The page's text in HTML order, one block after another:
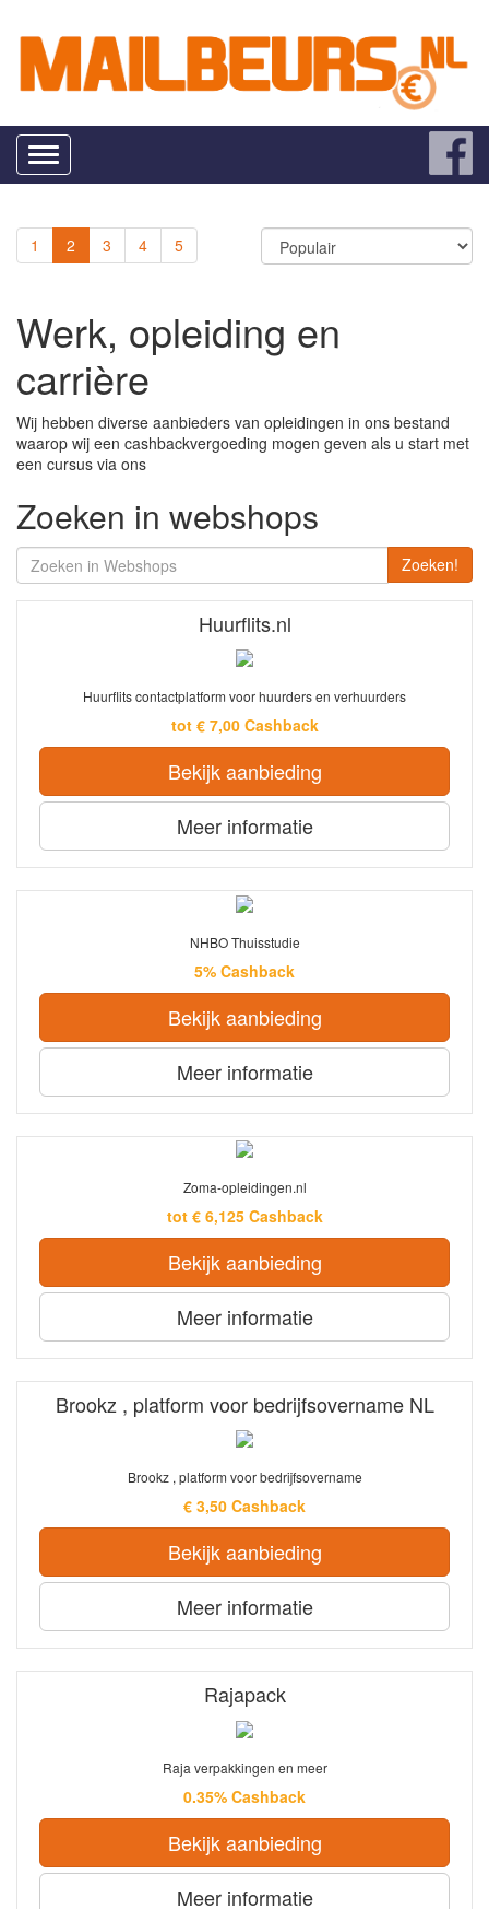
Toggle
navigation
1 2 3 4 5
Werk, opleiding en
carrière
Wij hebben diverse aanbieders van opleidingen in ons bestand
waarop wij een cashbackvergoeding mogen geven als u start met
een cursus via ons
Zoeken in webshops
Zoeken!
Huurflits.nl
Huurflits contactplatform voor huurders en verhuurders
tot € 7,00 Cashback
Bekijk aanbieding
Meer informatie
NHBO Thuisstudie
5% Cashback
Bekijk aanbieding
Meer informatie
Zoma-opleidingen.nl
tot € 6,125 Cashback
Bekijk aanbieding
Meer informatie
Brookz , platform voor bedrijfsovername NL
Brookz , platform voor bedrijfsovername
€ 3,50 Cashback
Bekijk aanbieding
Meer informatie
Rajapack
Raja verpakkingen en meer
0.35% Cashback
Bekijk aanbieding
Meer informatie